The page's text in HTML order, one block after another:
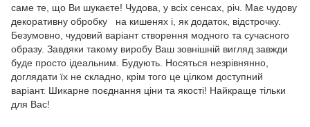
саме те, що Ви шукаєте! Чудова, у всіх сенсах, річ. Має чудову
декоративну обробку на кишенях і, як додаток, відстрочку.
Безумовно, чудовий варіант створення модного та сучасного
образу. Завдяки такому виробу Ваш зовнішній вигляд завжди
буде просто ідеальним. Будують. Носяться незрівнянно,
доглядати їх не складно, крім того це цілком доступний
варіант. Шикарне поєднання ціни та якості! Найкраще тільки
для Вас!